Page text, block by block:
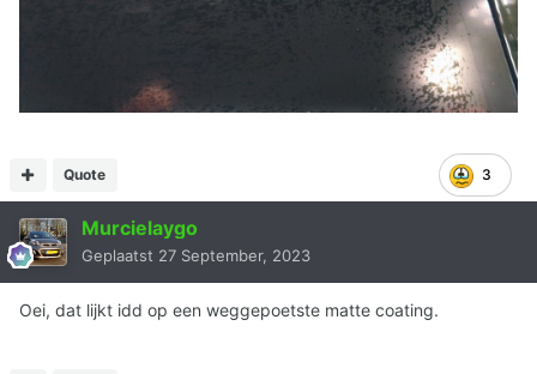
3
Quote
Murcielaygo
Geplaatst 27 September, 2023
Oei, dat lijkt idd op een weggepoetste matte coating.